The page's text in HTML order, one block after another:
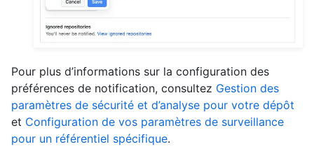
Pour plus d’informations sur la configuration des
préférences de notification, consultez Gestion des
paramètres de sécurité et d’analyse pour votre dépôt
et Configuration de vos paramètres de surveillance
pour un référentiel spécifique.